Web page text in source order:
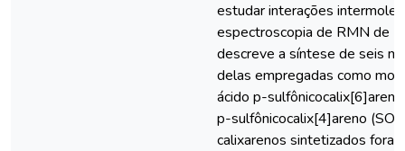
estudar interações
espectroscopia de RMN de
descreve a síntese de seis
delas empregadas como
ácido p-
p-sulfônicocalix[4]areno
calixarenos sintetizados